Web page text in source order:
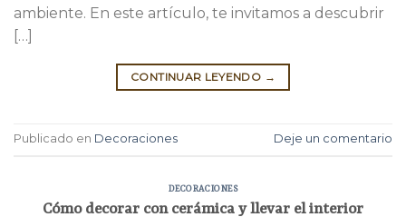
ambiente. En este artículo, te invitamos a descubrir
[…]
CONTINUAR LEYENDO →
Publicado en Decoraciones Deje un comentario
DECORACIONES
Cómo decorar con cerámica y llevar el interior